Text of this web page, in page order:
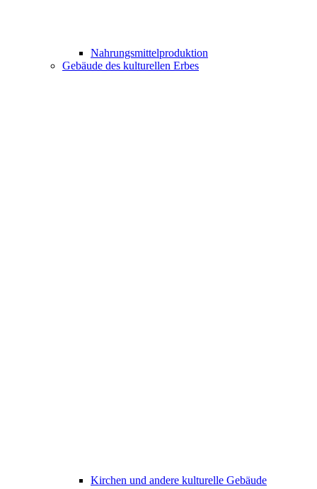
Nahrungsmittelproduktion
Gebäude des kulturellen Erbes
Kirchen und andere kulturelle Gebäude